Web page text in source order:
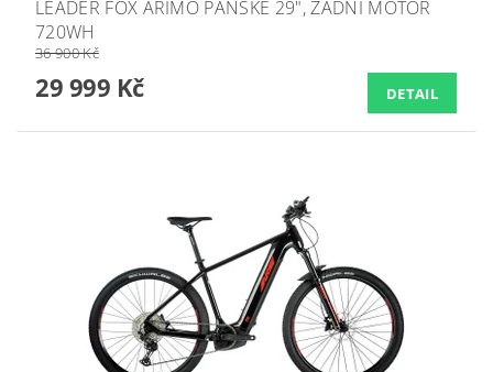
LEADER FOX ARIMO PÁNSKÉ 29", ZADNÍ MOTOR
720WH
36 900 Kč
29 999 Kč DETAIL